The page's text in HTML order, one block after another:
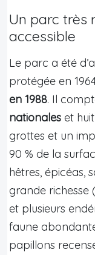
Un parc très
accessible
Le parc a été
protégée en
en 1988. Il
nationales et
grottes et un
90 % de la
hêtres, épicéas,
grande richesse
et plusieurs
faune
papillons